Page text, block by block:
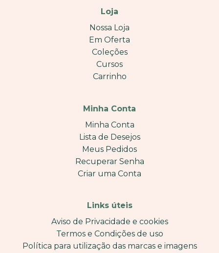
Loja
Nossa Loja
Em Oferta
Coleções
Cursos
Carrinho
Minha Conta
Minha Conta
Lista de Desejos
Meus Pedidos
Recuperar Senha
Criar uma Conta
Links úteis
Aviso de Privacidade e cookies
Termos e Condições de uso
Política para utilização das marcas e imagens